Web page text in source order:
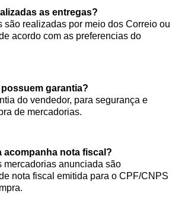
as entregas?
são realizadas por meio dos Correio ou
acordo com as preferencias do
garantia?
do vendedor, para segurança e
de mercadorias.
acompanha nota fiscal?
mercadorias anunciada são
nota fiscal emitida para o CPF/CNPS